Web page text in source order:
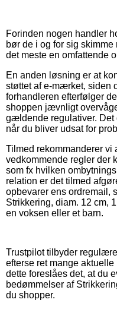
Forinden nogen handler
bør de i og for sig
det meste en omfattende
En anden løsning er at
støttet af e-mærket, siden
forhandleren efterfølger
shoppen jævnligt
gældende regulativer.
når du bliver udsat for
Tilmed rekommanderer vi
vedkommende regler der
som fx hvilken
relation er det tilmed
opbevarer ens ordremail,
Strikkering, diam. 12 cm,
en voksen eller et barn.
Trustpilot tilbyder
efterse ret mange
dette foreslåes det, at du
bedømmelser af
du shopper.